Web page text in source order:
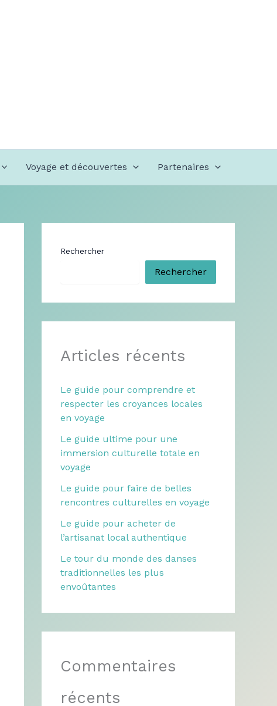
Voyage et découvertes Partenaires
Rechercher
Rechercher
Articles récents
Le guide pour comprendre et
respecter les croyances locales
en voyage
Le guide ultime pour une
immersion culturelle totale en
voyage
Le guide pour faire de belles
rencontres culturelles en voyage
Le guide pour acheter de
l’artisanat local authentique
Le tour du monde des danses
traditionnelles les plus
envoûtantes
Commentaires
récents